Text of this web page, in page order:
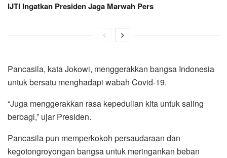
IJTI Ingatkan Presiden Jaga Marwah Pers
Pancasila, kata Jokowi, menggerakkan bangsa Indonesia
untuk bersatu menghadapi wabah Covid-19.
“Juga menggerakkan rasa kepedulian kita untuk saling
berbagi,” ujar Presiden.
Pancasila pun memperkokoh persaudaraan dan
kegotongroyongan bangsa untuk meringankan beban